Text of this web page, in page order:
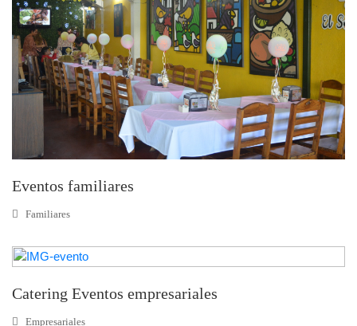
Eventos familiares
Familiares
Catering Eventos empresariales
Empresariales